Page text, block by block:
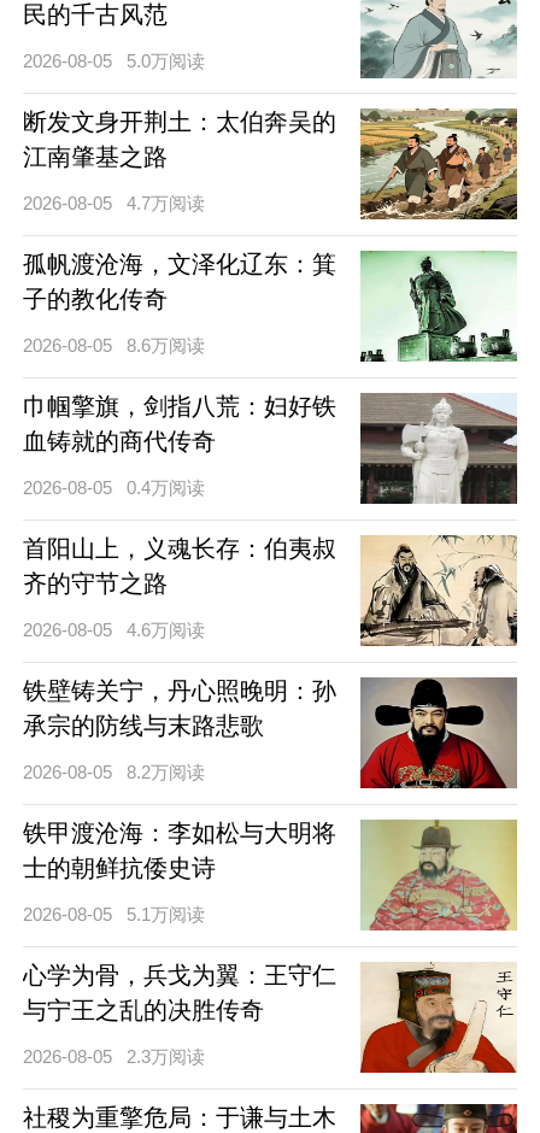
民的千古风范
2026-08-05 5.0万阅读
断发文身开荆土：太伯奔吴的
江南肇基之路
2026-08-05 4.7万阅读
孤帆渡沧海，文泽化辽东：箕
子的教化传奇
2026-08-05 8.6万阅读
巾帼擎旗，剑指八荒：妇好铁
血铸就的商代传奇
2026-08-05 0.4万阅读
首阳山上，义魂长存：伯夷叔
齐的守节之路
2026-08-05 4.6万阅读
铁壁铸关宁，丹心照晚明：孙
承宗的防线与末路悲歌
2026-08-05 8.2万阅读
铁甲渡沧海：李如松与大明将
士的朝鲜抗倭史诗
2026-08-05 5.1万阅读
心学为骨，兵戈为翼：王守仁
与宁王之乱的决胜传奇
2026-08-05 2.3万阅读
社稷为重擎危局：于谦与土木